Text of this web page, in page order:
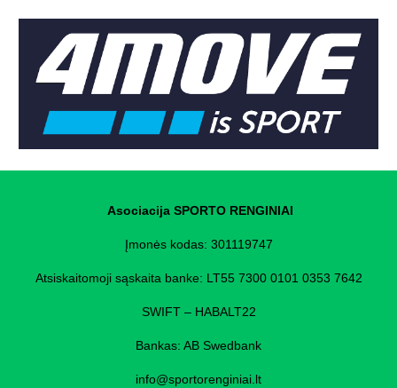
Asociacija SPORTO RENGINIAI
Įmonės kodas: 301119747
Atsiskaitomoji sąskaita banke: LT55 7300 0101 0353 7642
SWIFT – HABALT22
Bankas: AB Swedbank
info@sportorenginiai.lt